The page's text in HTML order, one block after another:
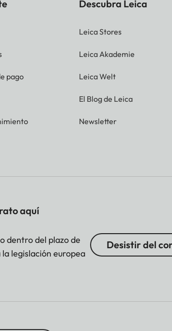
pago
Descubra Leica
Leica Stores
Leica Akademie
Leica Welt
El Blog de Leica
Newsletter
aquí
dentro del plazo de
legislación europea
Desistir del